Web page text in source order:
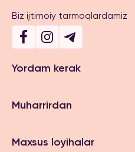
Biz ijtimoiy tarmoqlardamiz
Yordam kerak
Muharrirdan
Maxsus loyihalar